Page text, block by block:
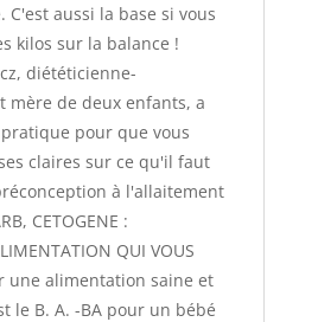
C'est aussi la base si vous
kilos sur la balance !
diététicienne-
mère de deux enfants, a
pour que vous
claires sur ce qu'il faut
à l'allaitement
CETOGENE :
QUI VOUS
une alimentation saine et
le B. A. -BA pour un bébé